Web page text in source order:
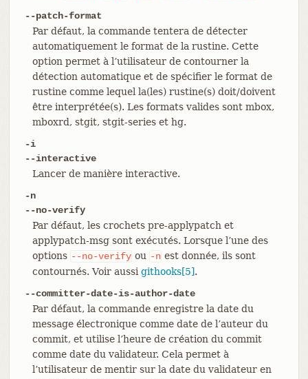
--patch-format
Par défaut, la commande tentera de détecter
automatiquement le format de la rustine. Cette
option permet à l’utilisateur de contourner la
détection automatique et de spécifier le format de
rustine comme lequel la(les) rustine(s) doit/doivent
être interprétée(s). Les formats valides sont mbox,
mboxrd, stgit, stgit-series et hg.
-i
--interactive
Lancer de manière interactive.
-n
--no-verify
Par défaut, les crochets pre-applypatch et
applypatch-msg sont exécutés. Lorsque l’une des
options --no-verify ou -n est donnée, ils sont
contournés. Voir aussi githooks[5].
--committer-date-is-author-date
Par défaut, la commande enregistre la date du
message électronique comme date de l’auteur du
commit, et utilise l’heure de création du commit
comme date du validateur. Cela permet à
l’utilisateur de mentir sur la date du validateur en